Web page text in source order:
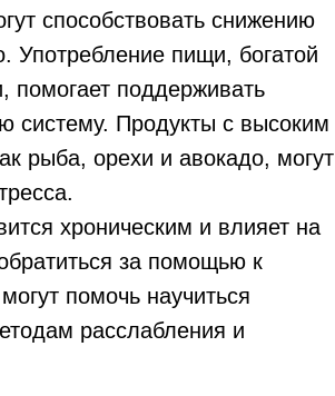
способствовать снижению
Употребление пищи, богатой
помогает поддерживать
систему. Продукты с высоким
рыба, орехи и авокадо, могут
хроническим и влияет на
за помощью к
помочь научиться
расслабления и